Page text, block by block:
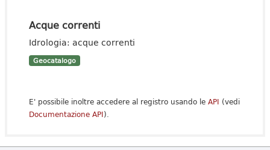
Acque correnti
Idrologia: acque correnti
Geocatalogo
E' possibile inoltre accedere al registro usando le API (vedi
Documentazione API).